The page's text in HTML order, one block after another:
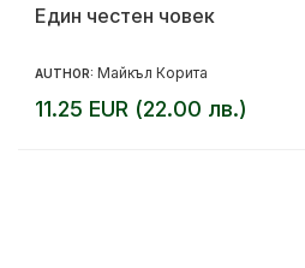
Един честен човек
AUTHOR: Майкъл Корита
11.25 EUR (22.00 лв.)